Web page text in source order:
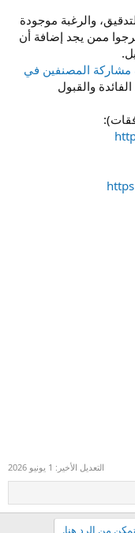
والرغبة موجودة
ممن يجد إضافة أن
مشاركة المصنفين في
والقبول
التعديل الأخير: 1 يونيو 2026
من الرد هنا.